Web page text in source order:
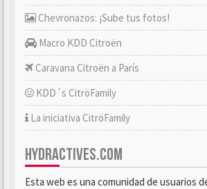
Chevronazos: ¡Sube tus fotos!
Macro KDD Citroën
Caravana Citroën a París
KDD´s CitröFamily
La iniciativa CitröFamily
HYDRACTIVES.COM
Esta web es una comunidad de usuarios